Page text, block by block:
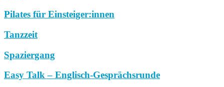
Pilates für Einsteiger:innen
Tanzzeit
Spaziergang
Easy Talk – Englisch-Gesprächsrunde